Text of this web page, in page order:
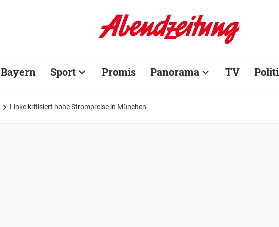
Bayern Sport Promis Panorama TV
Linke kritisiert hohe Strompreise in München